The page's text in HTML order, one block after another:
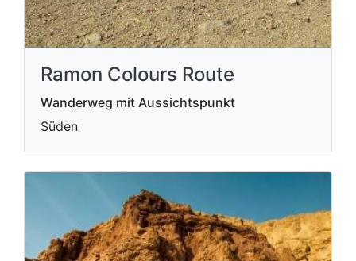
Ramon Colours Route
Wanderweg mit Aussichtspunkt
Süden